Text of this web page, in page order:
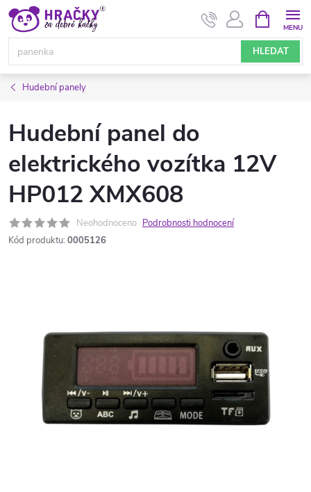
Přejít
obsah
HLEDAT
NÁKUPNÍ
KOŠÍK
Hudební panely
Hudební panel do
elektrického vozítka 12V
HP012 XMX608
Neohodnoceno Podrobnosti hodnocení
Kód produktu: 0005126